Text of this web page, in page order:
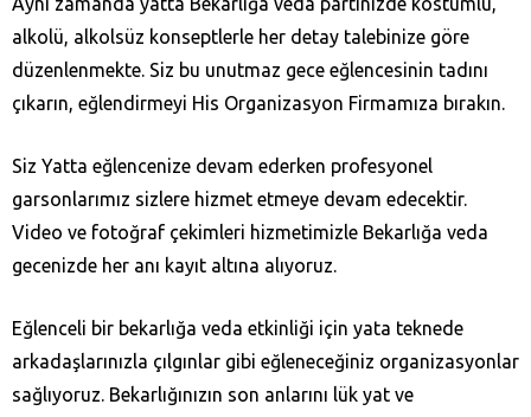
alkolü, alkolsüz konseptlerle her detay talebinize göre
düzenlenmekte. Siz bu unutmaz gece eğlencesinin tadını
çıkarın, eğlendirmeyi His Organizasyon Firmamıza bırakın.
Siz Yatta eğlencenize devam ederken profesyonel
garsonlarımız sizlere hizmet etmeye devam edecektir.
Video ve fotoğraf çekimleri hizmetimizle Bekarlığa veda
gecenizde her anı kayıt altına alıyoruz.
Eğlenceli bir bekarlığa veda etkinliği için yata teknede
arkadaşlarınızla çılgınlar gibi eğleneceğiniz organizasyonlar
sağlıyoruz. Bekarlığınızın son anlarını lük yat ve